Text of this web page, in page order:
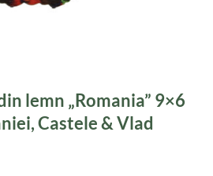
lemn „Romania” 9×6
Castele & Vlad